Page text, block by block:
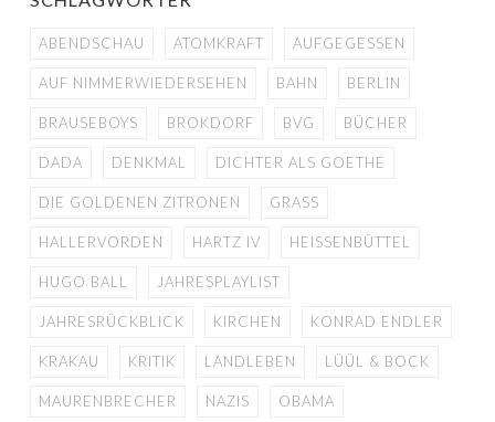
ABENDSCHAU ATOMKRAFT AUFGEGESSEN
AUF NIMMERWIEDERSEHEN BAHN BERLIN
BRAUSEBOYS BROKDORF BVG BÜCHER
DADA DENKMAL DICHTER ALS GOETHE
DIE GOLDENEN ZITRONEN GRASS
HALLERVORDEN HARTZ IV HEISSENBÜTTEL
HUGO BALL JAHRESPLAYLIST
JAHRESRÜCKBLICK KIRCHEN KONRAD ENDLER
KRAKAU KRITIK LANDLEBEN LÜÜL & BOCK
MAURENBRECHER NAZIS OBAMA